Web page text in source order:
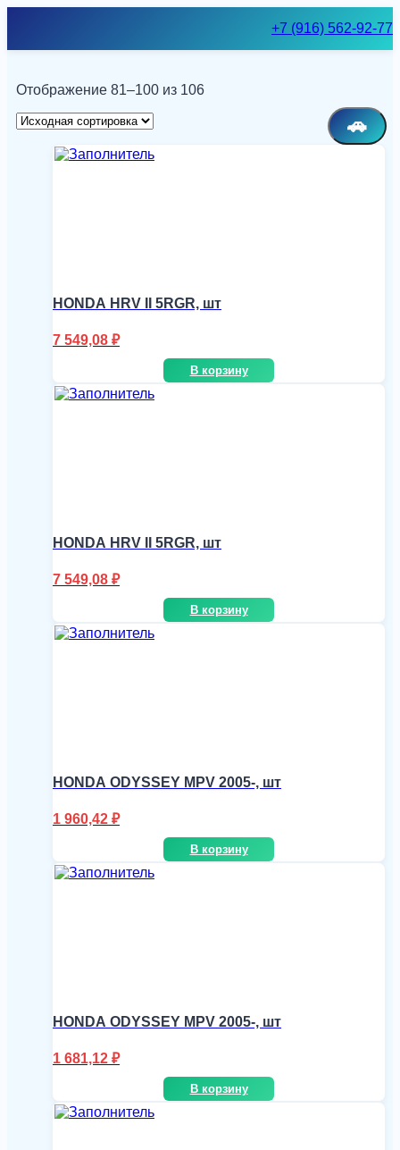
+7 (916) 562-92-77
🚗
Отображение 81–100 из 106
HONDA HRV II 5RGR, шт
7 549,08 ₽
В корзину
HONDA HRV II 5RGR, шт
7 549,08 ₽
В корзину
HONDA ODYSSEY MPV 2005-, шт
1 960,42 ₽
В корзину
HONDA ODYSSEY MPV 2005-, шт
1 681,12 ₽
В корзину